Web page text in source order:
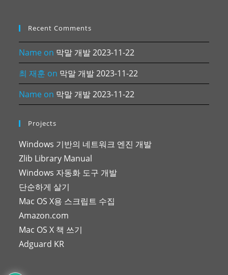
Recent Comments
Name on 막말 개발 2023-11-22
최 재훈 on 막말 개발 2023-11-22
Name on 막말 개발 2023-11-22
Projects
Windows 기반의 네트워크 엔진 개발
Zlib Library Manual
Windows 자동화 도구 개발
단순하게 살기
Mac OS X용 스크립트 수집
Amazon.com
Mac OS X 책 쓰기
Adguard KR